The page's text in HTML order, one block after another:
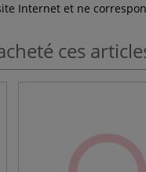
Internet et ne
ces